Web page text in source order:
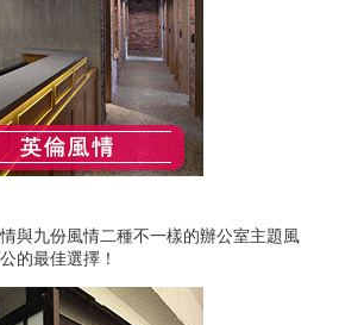
與九份風情二種不一樣的辦公室主題風
的最佳選擇！